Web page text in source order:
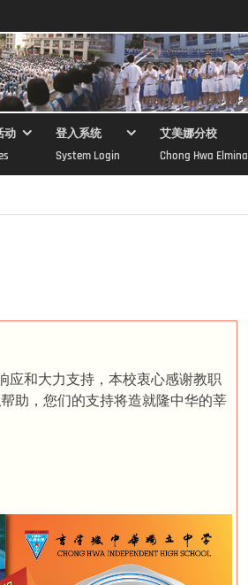
动
登入系统
System Login
艾美娜分校
Chong Hwa Elmina
应和大力支持，本校衷心感谢教职
助， 您们的支持将造就隆中华的莘